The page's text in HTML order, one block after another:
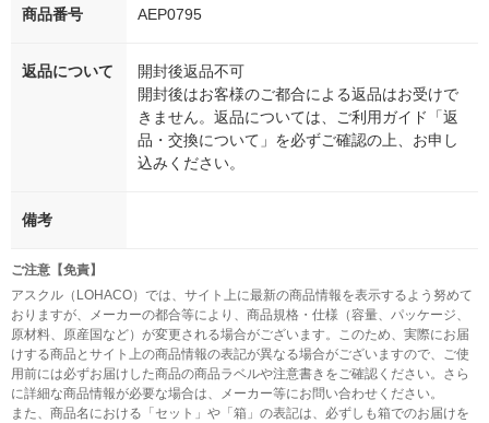
商品番号 AEP0795
返品について
開封後返品不可
開封後はお客様のご都合による返品はお受けで
きません。返品については、ご利用ガイド「返
品・交換について」を必ずご確認の上、お申し
込みください。
備考
ご注意【免責】
アスクル（LOHACO）では、サイト上に最新の商品情報を表示するよう努めて
おりますが、メーカーの都合等により、商品規格・仕様（容量、パッケージ、
原材料、原産国など）が変更される場合がございます。このため、実際にお届
けする商品とサイト上の商品情報の表記が異なる場合がございますので、ご使
用前には必ずお届けした商品の商品ラベルや注意書きをご確認ください。さら
に詳細な商品情報が必要な場合は、メーカー等にお問い合わせください。
また、商品名における「セット」や「箱」の表記は、必ずしも箱でのお届けを